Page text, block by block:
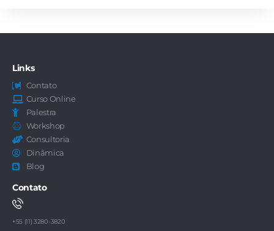
Contato
+55 (11) 3280-3820
Links
Contato
Curso Online
Palestra
Workshop
Consultoria
Dinâmica
Blog